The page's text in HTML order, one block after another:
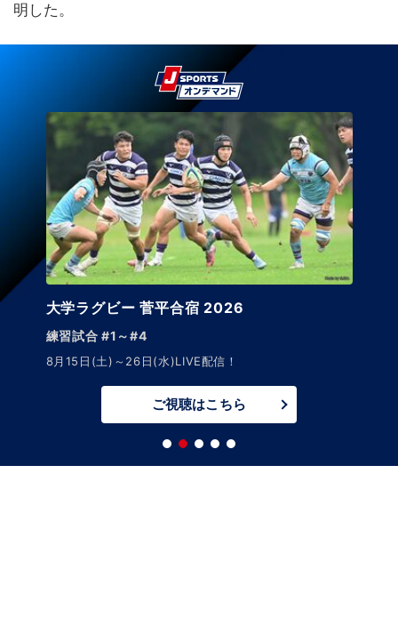
明した。
大学ラグビー 菅平合宿 2026
練習試合 #1～#4
8月15日(土)～26日(水)LIVE配信！
ご視聴はこちら